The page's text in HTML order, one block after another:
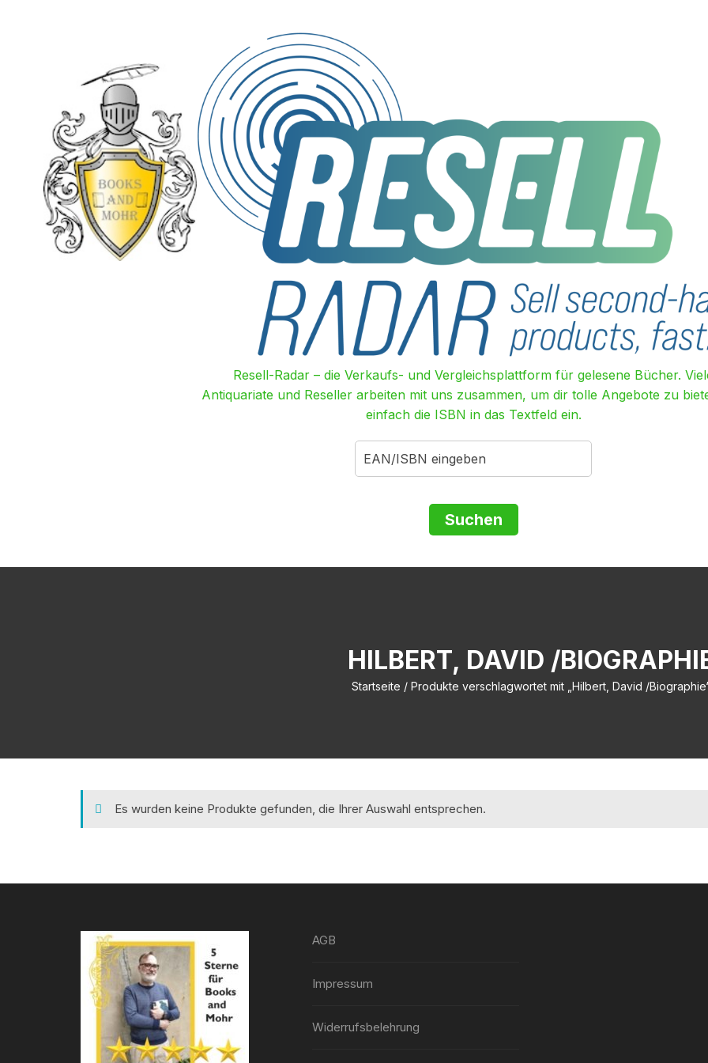
Resell-Radar – die Verkaufs- und Vergleichsplattform für gelesene Bücher.
Antiquariate und Reseller arbeiten mit uns zusammen, um dir tolle Angebote zu
einfach die ISBN in das Textfeld ein.
HILBERT, DAVID /
Startseite / Produkte verschlagwortet mit „Hilbert, David /
Es wurden keine Produkte gefunden, die Ihrer Auswahl entsprechen.
AGB
Impressum
Widerrufsbelehrung